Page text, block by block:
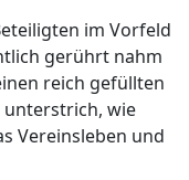
im Vorfeld
gerührt nahm
reich gefüllten
unterstrich, wie
Vereinsleben und